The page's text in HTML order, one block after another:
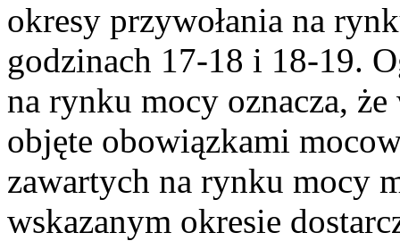
okresy przywołania na
godzinach 17-18 i 18-19.
na rynku mocy oznacza,
objęte obowiązkami
zawartych na rynku mocy
wskazanym okresie